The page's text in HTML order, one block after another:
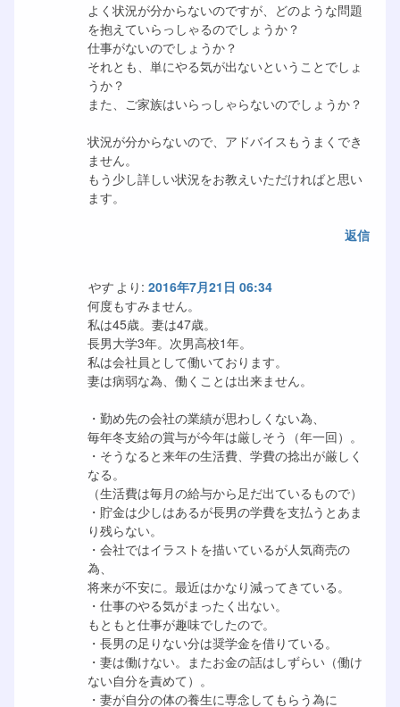
よく状況が分からないのですが、どのような問題
を抱えていらっしゃるのでしょうか？
仕事がないのでしょうか？
それとも、単にやる気が出ないということでしょ
うか？
また、ご家族はいらっしゃらないのでしょうか？
状況が分からないので、アドバイスもうまくでき
ません。
もう少し詳しい状況をお教えいただければと思い
ます。
返信
やす より: 2016年7月21日 06:34
何度もすみません。
私は45歳。妻は47歳。
長男大学3年。次男高校1年。
私は会社員として働いております。
妻は病弱な為、働くことは出来ません。
・勤め先の会社の業績が思わしくない為、
毎年冬支給の賞与が今年は厳しそう（年一回）。
・そうなると来年の生活費、学費の捻出が厳しく
なる。
（生活費は毎月の給与から足だ出ているもので）
・貯金は少しはあるが長男の学費を支払うとあま
り残らない。
・会社ではイラストを描いているが人気商売の
為、
将来が不安に。最近はかなり減ってきている。
・仕事のやる気がまったく出ない。
もともと仕事が趣味でしたので。
・長男の足りない分は奨学金を借りている。
・妻は働けない。またお金の話はしずらい（働け
ない自分を責めて）。
・妻が自分の体の養生に専念してもらう為に